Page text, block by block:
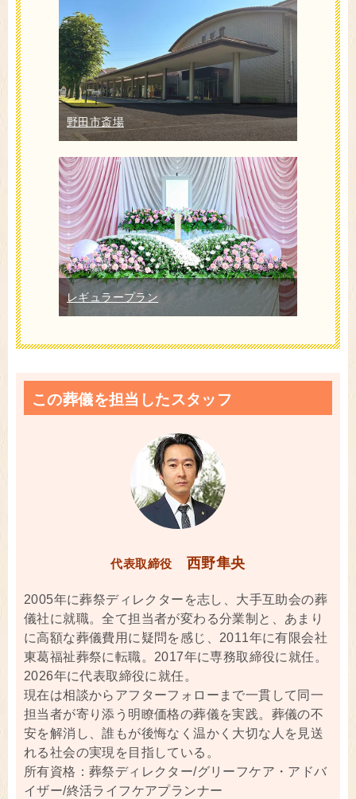
野田市斎場
レギュラープラン
この葬儀を担当したスタッフ
代表取締役 西野隼央
2005年に葬祭ディレクターを志し、大手互助会の葬
儀社に就職。全て担当者が変わる分業制と、あまり
に高額な葬儀費用に疑問を感じ、2011年に有限会社
東葛福祉葬祭に転職。2017年に専務取締役に就任。
2026年に代表取締役に就任。
現在は相談からアフターフォローまで一貫して同一
担当者が寄り添う明瞭価格の葬儀を実践。葬儀の不
安を解消し、誰もが後悔なく温かく大切な人を見送
れる社会の実現を目指している。
所有資格：葬祭ディレクター/グリーフケア・アドバ
イザー/終活ライフケアプランナー